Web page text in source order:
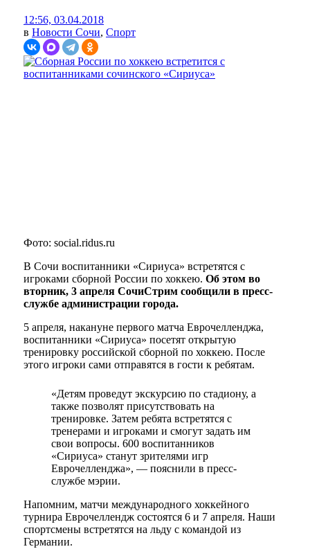
12:56, 03.04.2018
в Новости Сочи, Спорт
Фото: social.ridus.ru
В Сочи воспитанники «Сириуса» встретятся с
игроками сборной России по хоккею. Об этом во
вторник, 3 апреля СочиСтрим сообщили в пресс-
службе администрации города.
5 апреля, накануне первого матча Еврочелленджа,
воспитанники «Сириуса» посетят открытую
тренировку российской сборной по хоккею. После
этого игроки сами отправятся в гости к ребятам.
«Детям проведут экскурсию по стадиону, а
также позволят присутствовать на
тренировке. Затем ребята встретятся с
тренерами и игроками и смогут задать им
свои вопросы. 600 воспитанников
«Сириуса» станут зрителями игр
Еврочелленджа», — пояснили в пресс-
службе мэрии.
Напомним, матчи международного хоккейного
турнира Еврочеллендж состоятся 6 и 7 апреля. Наши
спортсмены встретятся на льду с командой из
Германии.